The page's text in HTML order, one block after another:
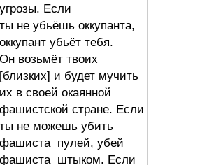
угрозы. Если
ты не убьёшь оккупанта,
оккупант убьёт тебя.
Он возьмёт твоих
[близких] и будет мучить
их в своей окаянной
фашистской стране. Если
ты не можешь убить
фашиста пулей, убей
фашиста штыком. Если